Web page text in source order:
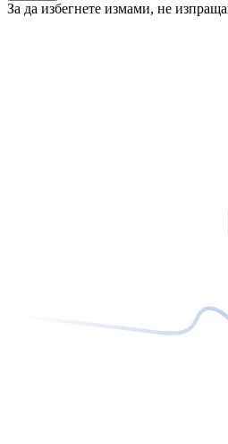
За да избегнете измами, не